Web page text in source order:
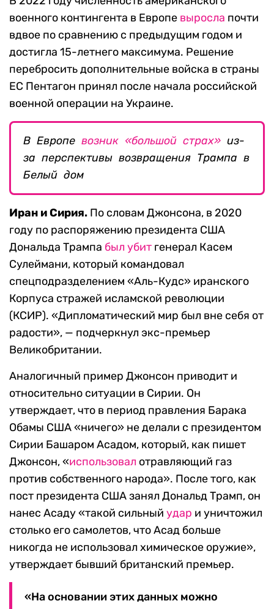
военного контингента в Европе выросла почти
вдвое по сравнению с предыдущим годом и
достигла 15-летнего максимума. Решение
перебросить дополнительные войска в страны
ЕС Пентагон принял после начала российской
военной операции на Украине.
В Европе возник «большой страх» из-
за перспективы возвращения Трампа в
Белый дом
Иран и Сирия. По словам Джонсона, в 2020
году по распоряжению президента США
Дональда Трампа был убит генерал Касем
Сулеймани, который командовал
спецподразделением «Аль-Кудс» иранского
Корпуса стражей исламской революции
(КСИР). «Дипломатический мир был вне себя от
радости», — подчеркнул экс-премьер
Великобритании.
Аналогичный пример Джонсон приводит и
относительно ситуации в Сирии. Он
утверждает, что в период правления Барака
Обамы США «ничего» не делали с президентом
Сирии Башаром Асадом, который, как пишет
Джонсон, «использовал отравляющий газ
против собственного народа». После того, как
пост президента США занял Дональд Трамп, он
нанес Асаду «такой сильный удар и уничтожил
столько его самолетов, что Асад больше
никогда не использовал химическое оружие»,
утверждает бывший британский премьер.
«На основании этих данных можно